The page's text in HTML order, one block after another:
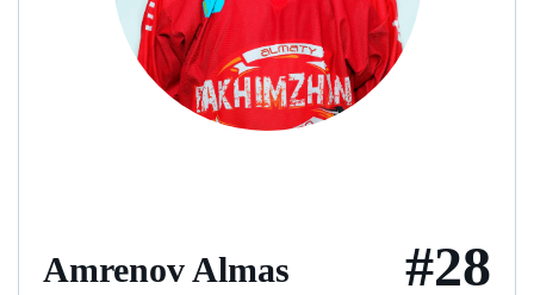
Amrenov Almas #28